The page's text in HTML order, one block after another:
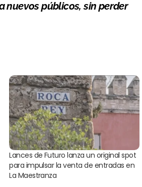
nuevos públicos, sin perder
Lances de Futuro lanza un original spot
para impulsar la venta de entradas en
La Maestranza